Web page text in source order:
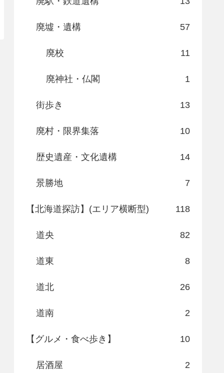
廃墟・遺構 57
廃校 11
廃神社・仏閣 1
街歩き 13
廃村・限界集落 10
歴史遺産・文化遺構 14
景勝地 7
【北海道探訪】(エリア横断型) 118
道央 82
道東 8
道北 26
道南 2
【グルメ・食べ歩き】 10
居酒屋 2